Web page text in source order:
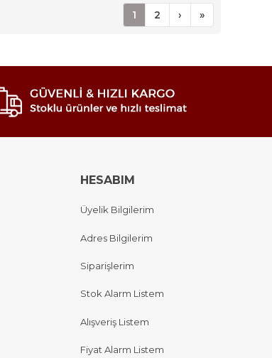
1 2 › »
HESABIM
Üyelik Bilgilerim
Adres Bilgilerim
Siparişlerim
Stok Alarm Listem
Alışveriş Listem
Fiyat Alarm Listem